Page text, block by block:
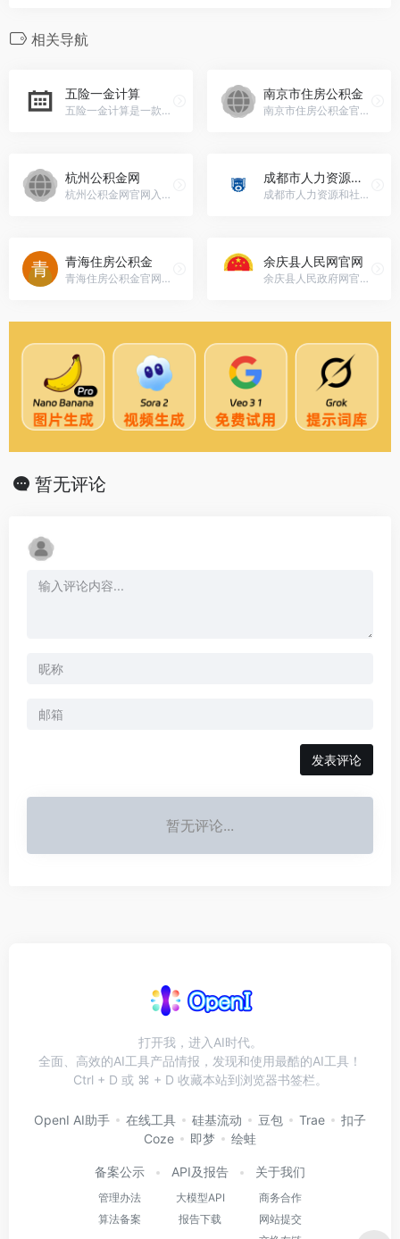
相关导航
五险一金计算
五险一金计算是一款专业级的社保公积金计算工具，可以满足用户对社保公积金计算的需求。它不仅可以准确计算社保公积金的个人缴纳金额、单位缴纳金额以及实缴金额，使用户可以在较短的时间内轻松掌握使用方法。是一款功能丰富、计算准确的社保公积金计算软件，可以帮助您快速计算和比较社保公积金数值，以便更好地管理您的社会保障福利
南京市住房公积金
南京市住房公积金官网入口网址，南京市住房公积金关于调整2012年度住房公积金和新职工住房补贴缴存基数的通知 [2012-07-11] 关于调整个人住房公积金贷款利率有关问题的通知 [2012-06-08] 关于恢复住房公积金贷款...www.njgjj.com/
杭州公积金网
杭州公积金网官网入口网址，杭州公积金网www.hzgjj.gov.cn
成都市人力资源和社会保障局网站
成都市人力资源和社会保障局网站官网入口网址，成都市人力资源和社会保障局网站cdhrss.chengdu.gov.cn成都市人力资源和社会保障局属于政府机构，执行人力资源和社会保障的监督、管理、执行职能。
青海住房公积金
青海住房公积金官网入口网址，青海住房公积金公积金查询 贷款查询 单位查询 登录方式: 所在地: 职工账号: 密码: 验 证 码: 新闻动态更多>> [2012-07-03]加入征信系统，保障资金安全new! [2012-05-04]...www.qhgjj.gov.cn
余庆县人民网官网
余庆县人民政府网官网入口网址，余庆县人民政府门户网站www.zgyq.gov.cn余庆位于黔中腹地，遵义东南端，地处遵义、铜仁、黔南、黔东南四地州市结合部。县域面积1622平方公里，辖8镇1乡1街道办事处，71个村（社区），2022年全县年末常住人口22.34万人，总人口310230人。常用耕地面积28.74万亩，是典型的西部山区农业县。山川清秀，气候宜人，贵州第一大河——乌江自西向东横贯县境中部，年平均气温16.7摄氏度，森林覆盖率61.13%。
暂无评论
发表评论
暂无评论...
打开我，进入AI时代。
全面、高效的AI工具产品情报，发现和使用最酷的AI工具！
Ctrl + D 或 ⌘ + D 收藏本站到浏览器书签栏。
OpenI AI助手 在线工具 硅基流动 豆包 Trae
扣子
Coze
即梦 绘蛙
备案公示
管理办法
算法备案
API及报告
大模型API
报告下载
关于我们
商务合作
网站提交